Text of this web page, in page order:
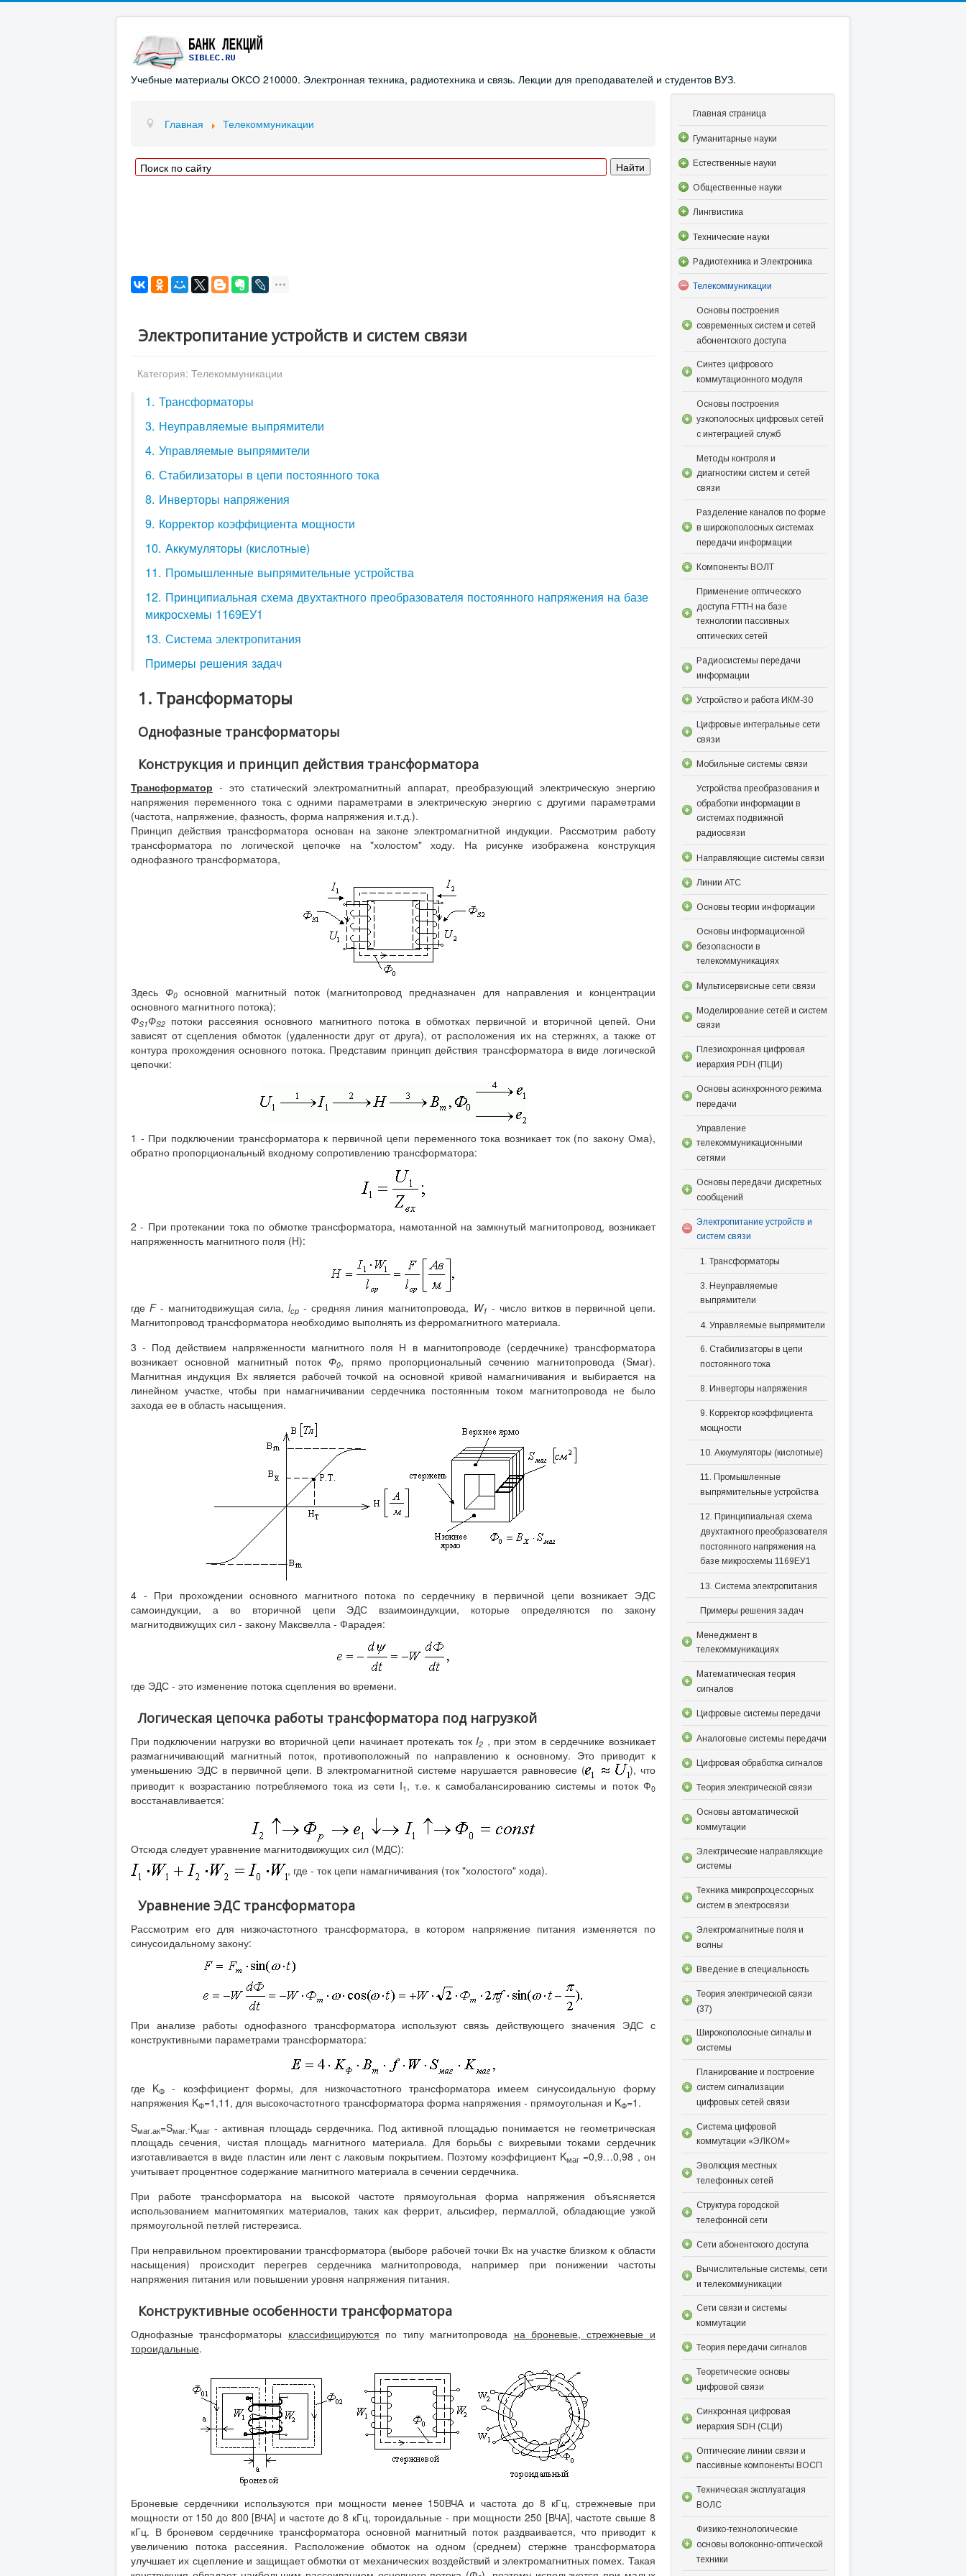
Учебные материалы ОКСО 210000. Электронная техника, радиотехника и связь. Лекции для преподавателей и студентов ВУЗ.
Главная Телекоммуникации
Электропитание устройств и систем связи
Категория: Телекоммуникации
1. Трансформаторы
3. Неуправляемые выпрямители
4. Управляемые выпрямители
6. Стабилизаторы в цепи постоянного тока
8. Инверторы напряжения
9. Корректор коэффициента мощности
10. Аккумуляторы (кислотные)
11. Промышленные выпрямительные устройства
12. Принципиальная схема двухтактного преобразователя постоянного напряжения на базе
микросхемы 1169ЕУ1
13. Система электропитания
Примеры решения задач
1. Трансформаторы
Однофазные трансформаторы
Конструкция и принцип действия трансформатора
Трансформатор - это статический электромагнитный аппарат, преобразующий электрическую энергию
напряжения переменного тока с одними параметрами в электрическую энергию с другими параметрами
(частота, напряжение, фазность, форма напряжения и.т.д.).
Принцип действия трансформатора основан на законе электромагнитной индукции. Рассмотрим работу
трансформатора по логической цепочке на "холостом" ходу. На рисунке изображена конструкция
однофазного трансформатора,
Здесь Ф0основной магнитный поток (магнитопровод предназначен для направления и концентрации
основного магнитного потока);
ФS1ФS2 потоки рассеяния основного магнитного потока в обмотках первичной и вторичной цепей. Они
зависят от сцепления обмоток (удаленности друг от друга), от расположения их на стержнях, а также от
контура прохождения основного потока. Представим принцип действия трансформатора в виде логической
цепочки:
1 - При подключении трансформатора к первичной цепи переменного тока возникает ток (по закону Ома),
обратно пропорциональный входному сопротивлению трансформатора:
2 - При протекании тока по обмотке трансформатора, намотанной на замкнутый магнитопровод, возникает
напряженность магнитного поля (H):
гдеF- магнитодвижущая сила,lср - средняя линия магнитопровода, W1 - число витков в первичной цепи.
Магнитопровод трансформатора необходимо выполнять из ферромагнитного материала.
3 - Под действием напряженности магнитного поля Н в магнитопроводе (сердечнике) трансформатора
возникает основной магнитный потокФ0, прямо пропорциональный сечению магнитопровода (Sмаг).
Магнитная индукция Вх является рабочей точкой на основной кривой намагничивания и выбирается на
линейном участке, чтобы при намагничивании сердечника постоянным током магнитопровода не было
захода ее в область насыщения.
4 - При прохождении основного магнитного потока по сердечнику в первичной цепи возникает ЭДС
самоиндукции, а во вторичной цепи ЭДС взаимоиндукции, которые определяются по закону
магнитодвижущих сил - закону Максвелла - Фарадея:
где ЭДС - это изменение потока сцепления во времени.
Логическая цепочка работы трансформатора под нагрузкой
При подключении нагрузки во вторичной цепи начинает протекать токI2 , при этом в сердечнике возникает
размагничивающий магнитный поток, противоположный по направлению к основному. Это приводит к
уменьшению ЭДС в первичной цепи. В электромагнитной системе нарушается равновесие (
), что
приводит к возрастанию потребляемого тока из сети I1 , т.е. к самобалансированию системы и поток Ф0
восстанавливается:
Отсюда следует уравнение магнитодвижущих сил (МДС):
, где - ток цепи намагничивания (ток "холостого" хода).
Уравнение ЭДС трансформатора
Рассмотрим его для низкочастотного трансформатора, в котором напряжение питания изменяется по
синусоидальному закону:
При анализе работы однофазного трансформатора используют связь действующего значения ЭДС с
конструктивными параметрами трансформатора:
где KФ
- коэффициент формы, для низкочастотного трансформатора имеем синусоидальную форму
напряжения KФ=1,11, для высокочастотного трансформатора форма напряжения - прямоугольная и KФ=1.
Sмаг.ак=Sмаг. ·Kмаг - активная площадь сердечника. Под активной площадью понимается не геометрическая
площадь сечения, чистая площадь магнитного материала. Для борьбы с вихревыми токами сердечник
изготавливается в виде пластин или лент с лаковым покрытием. Поэтому коэффициент Kмаг =0,9…0,98 , он
учитывает процентное содержание магнитного материала в сечении сердечника.
При работе трансформатора на высокой частоте прямоугольная форма напряжения объясняется
использованием магнитомягких материалов, таких как феррит, альсифер, пермаллой, обладающие узкой
прямоугольной петлей гистерезиса.
При неправильном проектировании трансформатора (выборе рабочей точки Вх на участке близком к области
насыщения) происходит перегрев сердечника магнитопровода, например при понижении частоты
напряжения питания или повышении уровня напряжения питания.
Конструктивные особенности трансформатора
Однофазные трансформаторы классифицируются по типу магнитопровода на броневые, стрежневые и
тороидальные.
Броневые сердечники используются при мощности менее 150ВЧА и частота до 8 кГц, стрежневые при
мощности от 150 до 800 [ВЧА] и частоте до 8 кГц, тороидальные - при мощности 250 [ВЧА], частоте свыше 8
кГц. В броневом сердечнике трансформатора основной магнитный поток раздваивается, что приводит к
увеличению потока рассеяния. Расположение обмоток на одном (среднем) стержне трансформатора
улучшает их сцепление и защищает обмотки от механических воздействий и электромагнитных помех. Такая
Главная страница
Гуманитарные науки
Естественные науки
Общественные науки
Лингвистика
Технические науки
Радиотехника и Электроника
Телекоммуникации
Основы построения
современных систем и сетей
абонентского доступа
Синтез цифрового
коммутационного модуля
Основы построения
узкополосных цифровых сетей
с интеграцией служб
Методы контроля и
диагностики систем и сетей
связи
Разделение каналов по форме
в широкополосных системах
передачи информации
Компоненты ВОЛТ
Применение оптического
доступа FTTH на базе
технологии пассивных
оптических сетей
Радиосистемы передачи
информации
Устройство и работа ИКМ-30
Цифровые интегральные сети
связи
Мобильные системы связи
Устройства преобразования и
обработки информации в
системах подвижной
радиосвязи
Направляющие системы связи
Линии АТС
Основы теории информации
Основы информационной
безопасности в
телекоммуникациях
Мультисервисные сети связи
Моделирование сетей и систем
связи
Плезиохронная цифровая
иерархия PDH (ПЦИ)
Основы асинхронного режима
передачи
Управление
телекоммуникационными
сетями
Основы передачи дискретных
сообщений
Электропитание устройств и
систем связи
1. Трансформаторы
3. Неуправляемые
выпрямители
4. Управляемые выпрямители
6. Стабилизаторы в цепи
постоянного тока
8. Инверторы напряжения
9. Корректор коэффициента
мощности
10. Аккумуляторы (кислотные)
11. Промышленные
выпрямительные устройства
12. Принципиальная схема
двухтактного преобразователя
постоянного напряжения на
базе микросхемы 1169ЕУ1
13. Система электропитания
Примеры решения задач
Менеджмент в
телекоммуникациях
Математическая теория
сигналов
Цифровые системы передачи
Аналоговые системы передачи
Цифровая обработка сигналов
Теория электрической связи
Основы автоматической
коммутации
Электрические направляющие
системы
Техника микропроцессорных
систем в электросвязи
Электромагнитные поля и
волны
Введение в специальность
Теория электрической связи
(37)
Широкополосные сигналы и
системы
Планирование и построение
систем сигнализации
цифровых сетей связи
Система цифровой
коммутации «ЭЛКОМ»
Эволюция местных
телефонных сетей
Структура городской
телефонной сети
Сети абонентского доступа
Вычислительные системы, сети
и телекоммуникации
Сети связи и системы
коммутации
Теория передачи сигналов
Теоретические основы
цифровой связи
Синхронная цифровая
иерархия SDH (СЦИ)
Оптические линии связи и
пассивные компоненты ВОСП
Техническая эксплуатация
ВОЛС
Физико-технологические
основы волоконно-оптической
техники